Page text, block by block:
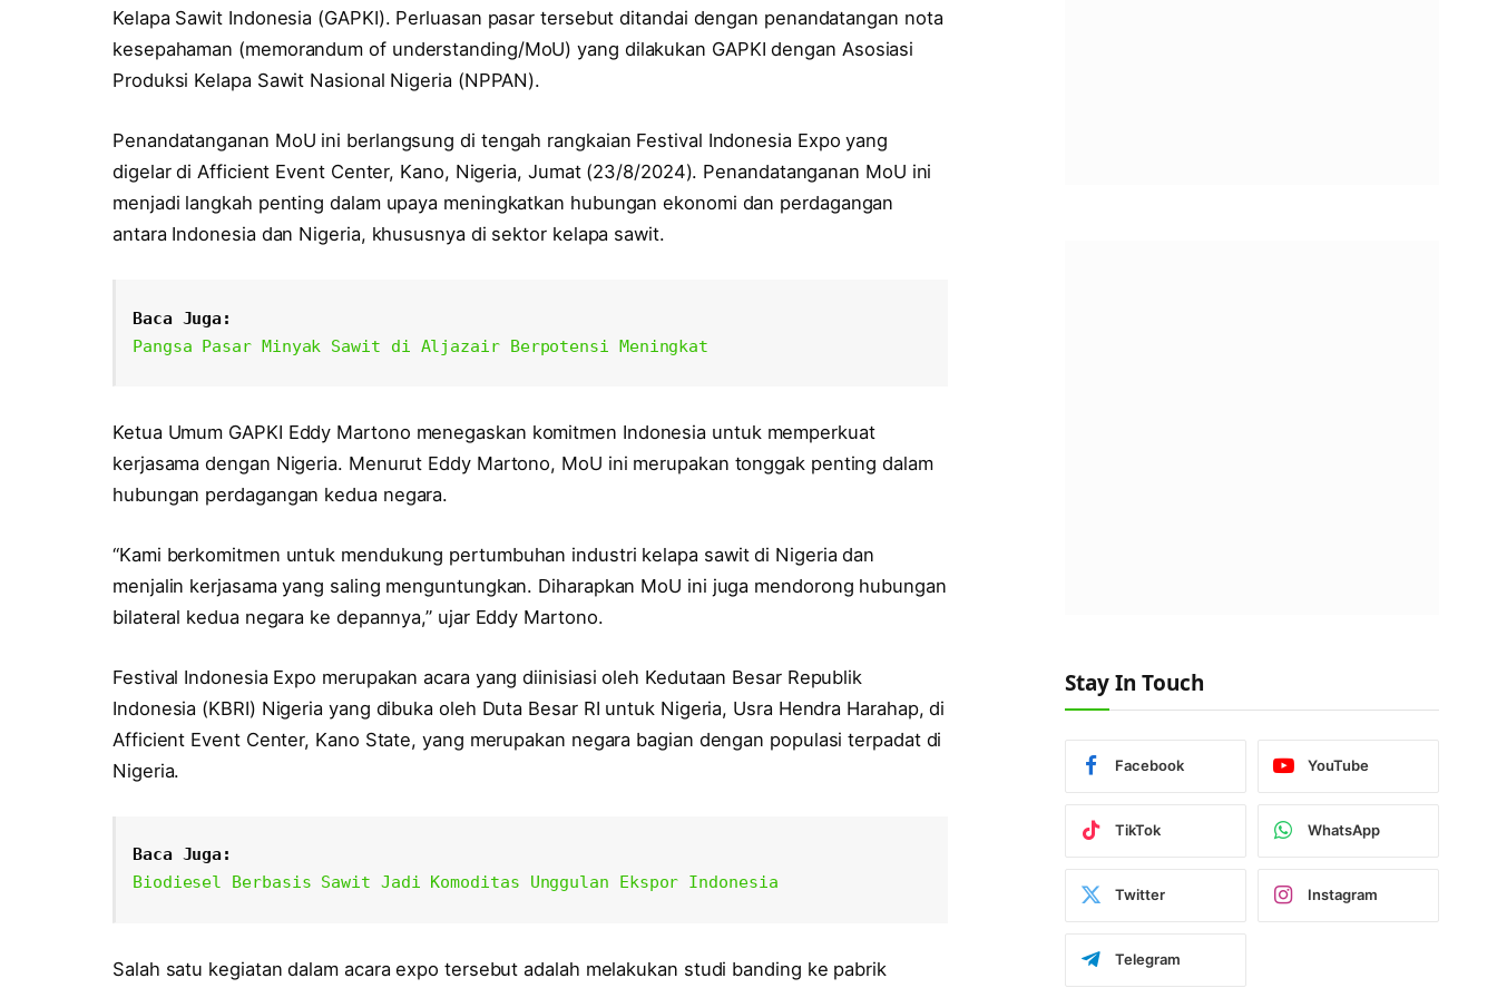
Kelapa Sawit Indonesia (GAPKI). Perluasan pasar tersebut ditandai dengan penandatangan nota
kesepahaman (memorandum of understanding/MoU) yang dilakukan GAPKI dengan Asosiasi
Produksi Kelapa Sawit Nasional Nigeria (NPPAN).
Penandatanganan MoU ini berlangsung di tengah rangkaian Festival Indonesia Expo yang
digelar di Afficient Event Center, Kano, Nigeria, Jumat (23/8/2024). Penandatanganan MoU ini
menjadi langkah penting dalam upaya meningkatkan hubungan ekonomi dan perdagangan
antara Indonesia dan Nigeria, khususnya di sektor kelapa sawit.
Baca Juga:
Pangsa Pasar Minyak Sawit di Aljazair Berpotensi Meningkat
Ketua Umum GAPKI Eddy Martono menegaskan komitmen Indonesia untuk memperkuat
kerjasama dengan Nigeria. Menurut Eddy Martono, MoU ini merupakan tonggak penting dalam
hubungan perdagangan kedua negara.
“Kami berkomitmen untuk mendukung pertumbuhan industri kelapa sawit di Nigeria dan
menjalin kerjasama yang saling menguntungkan. Diharapkan MoU ini juga mendorong hubungan
bilateral kedua negara ke depannya,” ujar Eddy Martono.
Festival Indonesia Expo merupakan acara yang diinisiasi oleh Kedutaan Besar Republik
Indonesia (KBRI) Nigeria yang dibuka oleh Duta Besar RI untuk Nigeria, Usra Hendra Harahap, di
Afficient Event Center, Kano State, yang merupakan negara bagian dengan populasi terpadat di
Nigeria.
Baca Juga:
Biodiesel Berbasis Sawit Jadi Komoditas Unggulan Ekspor Indonesia
Salah satu kegiatan dalam acara expo tersebut adalah melakukan studi banding ke pabrik
Stay In Touch
Facebook YouTube
TikTok WhatsApp
Twitter Instagram
Telegram